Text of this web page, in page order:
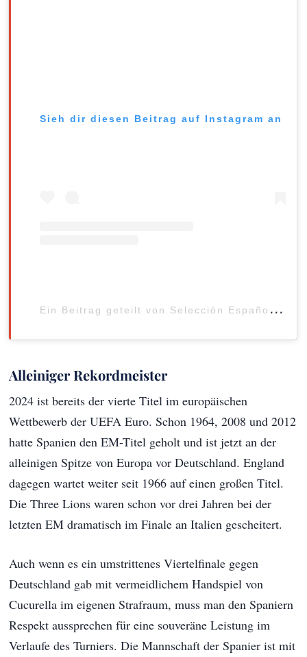
Sieh dir diesen Beitrag auf Instagram an
E
in Beitrag geteilt von Selección Española Masculina de Fútbol (@sefutbol)
Alleiniger Rekordmeister
2024 ist bereits der vierte Titel im europäischen
Wettbewerb der UEFA Euro. Schon 1964, 2008 und 2012
hatte Spanien den EM-Titel geholt und ist jetzt an der
alleinigen Spitze von Europa vor Deutschland. England
dagegen wartet weiter seit 1966 auf einen großen Titel.
Die Three Lions waren schon vor drei Jahren bei der
letzten EM dramatisch im Finale an Italien gescheitert.
Auch wenn es ein umstrittenes Viertelfinale gegen
Deutschland gab mit vermeidlichem Handspiel von
Cucurella im eigenen Strafraum, muss man den Spaniern
Respekt aussprechen für eine souveräne Leistung im
Verlaufe des Turniers. Die Mannschaft der Spanier ist mit